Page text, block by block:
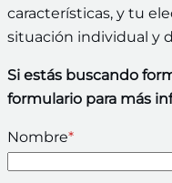
características, y tu
situación individual y
Si estás buscando
formulario para más
Nombre*